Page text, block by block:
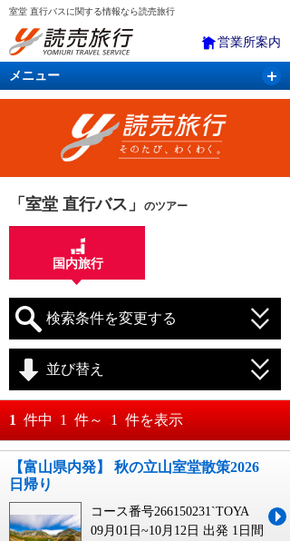
室堂 直行バスに関する情報なら読売旅行
営業所案内
メニュー
国内旅行 バスツアー 海外旅行
「室堂 直行バス」 のツアー
国内旅行
検索条件を変更する
月 日～
日
並び替え
おすすめ順
料金が安い順
料金が高い順
1 件中 1 件～ 1 件を表示
【富山県内発】 秋の立山室堂散策2026
日帰り
コース番号266150231`TOYA
09月01日~10月12日 出発 1日間